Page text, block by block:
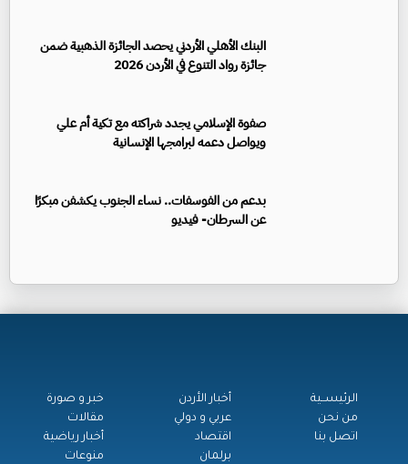
البنك الأهلي الأردني يحصد الجائزة الذهبية ضمن
جائزة رواد التنوع في الأردن 2026
صفوة الإسلامي يجدد شراكته مع تكية أم علي
ويواصل دعمه لبرامجها الإنسانية
بدعم من الفوسفات.. نساء الجنوب يكشفن مبكرًا
عن السرطان- فيديو
الرئيســية
من نحن
اتصل بنا
أخبار الأردن
عربي و دولي
اقتصاد
برلمان
خبر و صورة
مقالات
أخبار رياضية
منوعات